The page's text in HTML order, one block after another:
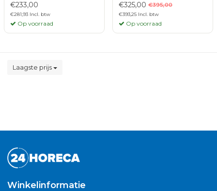
€233,00
€281,93 Incl. btw
Op voorraad
€325,00 €395,00
€393,25 Incl. btw
Op voorraad
Laagste prijs
Winkelinformatie